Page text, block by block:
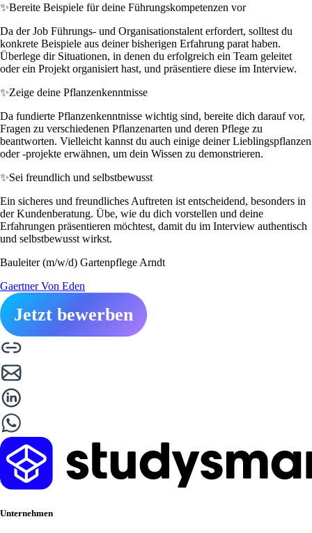
✨Bereite Beispiele für deine Führungskompetenzen vor
Da der Job Führungs- und Organisationstalent erfordert, solltest du
konkrete Beispiele aus deiner bisherigen Erfahrung parat haben.
Überlege dir Situationen, in denen du erfolgreich ein Team geleitet
oder ein Projekt organisiert hast, und präsentiere diese im Interview.
✨Zeige deine Pflanzenkenntnisse
Da fundierte Pflanzenkenntnisse wichtig sind, bereite dich darauf vor,
Fragen zu verschiedenen Pflanzenarten und deren Pflege zu
beantworten. Vielleicht kannst du auch einige deiner Lieblingspflanzen
oder -projekte erwähnen, um dein Wissen zu demonstrieren.
✨Sei freundlich und selbstbewusst
Ein sicheres und freundliches Auftreten ist entscheidend, besonders in
der Kundenberatung. Übe, wie du dich vorstellen und deine
Erfahrungen präsentieren möchtest, damit du im Interview authentisch
und selbstbewusst wirkst.
Bauleiter (m/w/d) Gartenpflege Arndt
Gaertner Von Eden
Jetzt bewerben
Unternehmen